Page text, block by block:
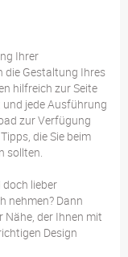
Ihrer
die Gestaltung Ihres
hilfreich zur Seite
jede Ausführung
zur Verfügung
die Sie beim
sollten.
lieber
nehmen? Dann
Nähe, der Ihnen mit
Design